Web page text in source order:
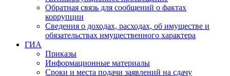
Обратная связь для сообщений о фактах
коррупции
Сведения о доходах, расходах, об имуществе и
обязательствах имущественного характера
ГИА
Приказы
Информационные материалы
Сроки и места подачи заявлений на сдачу